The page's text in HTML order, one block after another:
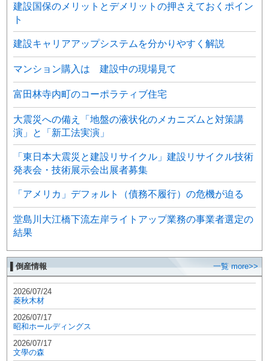
建設国保のメリットとデメリットの押さえておくポイン
ト
建設キャリアアップシステムを分かりやすく解説
マンション購入は 建設中の現場見て
富田林寺内町のコーポラティブ住宅
大震災への備え「地盤の液状化のメカニズムと対策講
演」と「新工法実演」
「東日本大震災と建設リサイクル」建設リサイクル技術
発表会・技術展示会出展者募集
「アメリカ」デフォルト（債務不履行）の危機が迫る
堂島川大江橋下流左岸ライトアップ業務の事業者選定の
結果
▌倒産情報 一覧 more>>
2026/07/24
菱秋木材
2026/07/17
昭和ホールディングス
2026/07/17
文學の森